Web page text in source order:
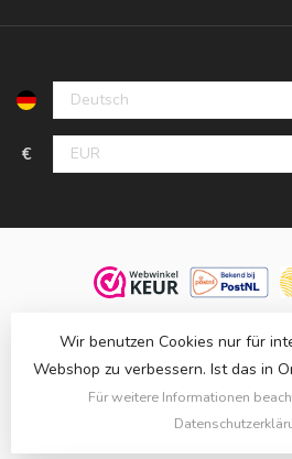
€
Klanten beoordelen ons met een
bij
Wir benutzen Cookies nur für
Webshop zu verbessern. Ist das in
Für weitere Informationen